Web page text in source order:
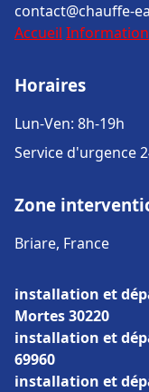
contact@chauffe-
Accueil
Horaires
Lun-Ven: 8h-19h
Service d'urgence
Zone
Briare, France
installation et
Mortes 30220
installation et
69960
installation et